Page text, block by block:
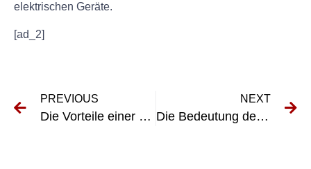
elektrischen Geräte.
[ad_2]
PREVIOUS
Die Vorteile einer regelmäßigen Prüfung E-Ladestation-Wartung für eine langfristige Leistung
NEXT
Die Bedeutung der UVV-Prüfung in der Labordiagnostik verstehen